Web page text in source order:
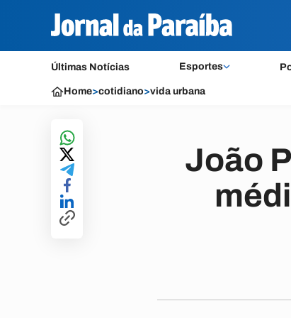
Últimas Notícias Esportes
Home>cotidiano>vida urbana
João